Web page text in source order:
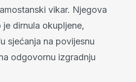
vikar. Njegova
dirnula okupljene,
sjećanja na povijesnu
odgovornu izgradnju